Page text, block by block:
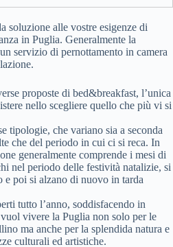
soluzione alle vostre esigenze di
in Puglia. Generalmente la
servizio di pernottamento in camera
proposte di bed&breakfast, l’unica
nello scegliere quello che più vi si
tipologie, che variano sia a seconda
che del periodo in cui ci si reca. In
generalmente comprende i mesi di
nel periodo delle festività natalizie, si
e poi si alzano di nuovo in tarda
tutto l’anno, soddisfacendo in
vivere la Puglia non solo per le
ma anche per la splendida natura e
culturali ed artistiche.